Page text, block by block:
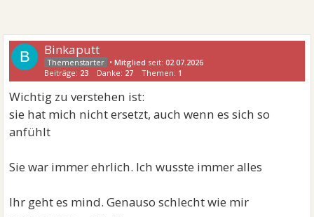
B Binkaputt
•Mitglied seit:02.07.2026
Beiträge: 23 Danke: 27 Themen: 1
Wichtig zu verstehen ist:
sie hat mich nicht ersetzt, auch wenn es sich so
anfühlt
Sie war immer ehrlich. Ich wusste immer alles
Ihr geht es mind. Genauso schlecht wie mir